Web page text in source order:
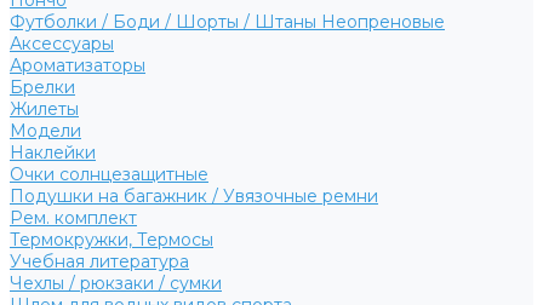
Футболки / Боди / Шорты / Штаны Неопреновые
Аксессуары
Ароматизаторы
Брелки
Жилеты
Модели
Наклейки
Очки солнцезащитные
Подушки на багажник / Увязочные ремни
Рем. комплект
Термокружки, Термосы
Учебная литература
Чехлы / рюкзаки / сумки